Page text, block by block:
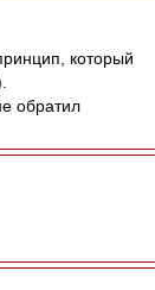
который
обратил